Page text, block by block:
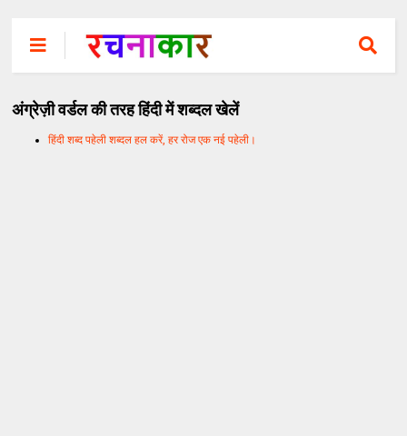
अंग्रेज़ी वर्डल की तरह हिंदी में शब्दल खेलें
हिंदी शब्द पहेली शब्दल हल करें, हर रोज एक नई पहेली।